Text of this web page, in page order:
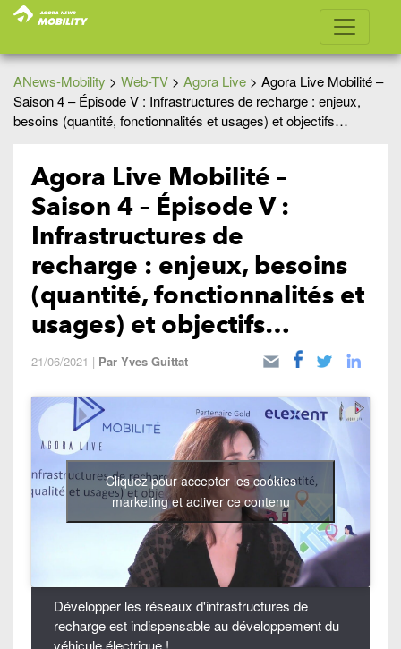
ANews-Mobility > Web-TV > Agora Live > Agora Live Mobilité –
Saison 4 – Épisode V : Infrastructures de recharge : enjeux,
besoins (quantité, fonctionnalités et usages) et objectifs…
Agora Live Mobilité –
Saison 4 – Épisode V :
Infrastructures de
recharge : enjeux, besoins
(quantité, fonctionnalités et
usages) et objectifs…
21/06/2021 | Par Yves Guittat
Cliquez pour accepter les cookies
marketing et activer ce contenu
Développer les réseaux d'infrastructures de
recharge est indispensable au développement du
véhicule électrique !